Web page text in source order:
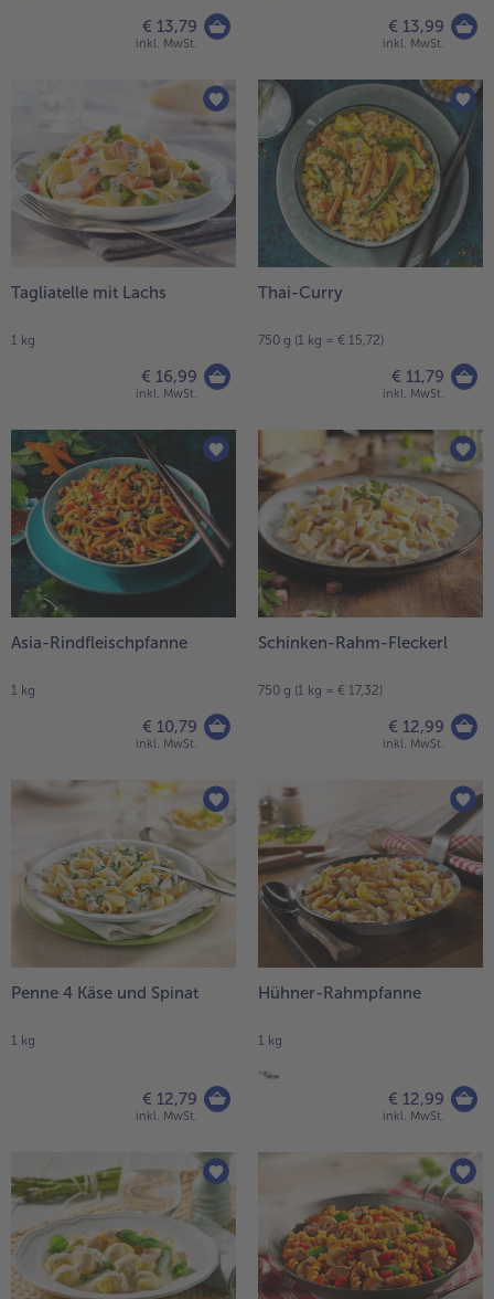
€ 13,79
inkl. MwSt.
€ 13,99
inkl. MwSt.
Tagliatelle mit Lachs
1 kg
€ 16,99
inkl. MwSt.
Thai-Curry
750 g (1 kg = € 15,72)
€ 11,79
inkl. MwSt.
Asia-Rindfleischpfanne
1 kg
€ 10,79
inkl. MwSt.
Schinken-Rahm-Fleckerl
750 g (1 kg = € 17,32)
€ 12,99
inkl. MwSt.
Penne 4 Käse und Spinat
1 kg
€ 12,79
inkl. MwSt.
Hühner-Rahmpfanne
1 kg
€ 12,99
inkl. MwSt.